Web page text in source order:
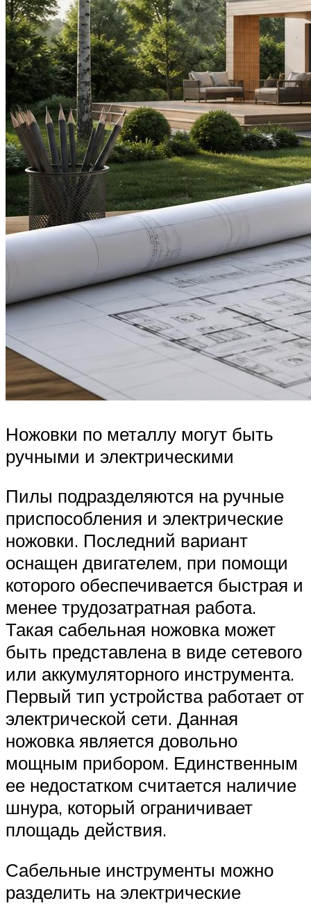
Ножовки по металлу могут быть
ручными и электрическими
Пилы подразделяются на ручные
приспособления и электрические
ножовки. Последний вариант
оснащен двигателем, при помощи
которого обеспечивается быстрая и
менее трудозатратная работа.
Такая сабельная ножовка может
быть представлена в виде сетевого
или аккумуляторного инструмента.
Первый тип устройства работает от
электрической сети. Данная
ножовка является довольно
мощным прибором. Единственным
ее недостатком считается наличие
шнура, который ограничивает
площадь действия.
Сабельные инструменты можно
разделить на электрические